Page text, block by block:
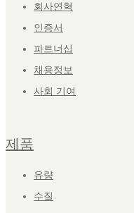
회사연혁
인증서
파트너십
채용정보
사회 기여
제품
유량
수질